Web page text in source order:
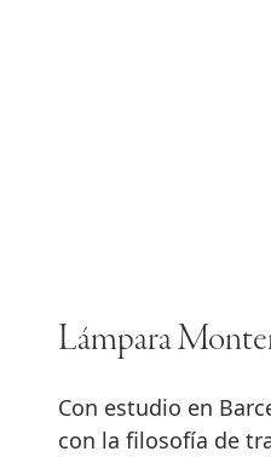
Lámpara
Con estudio en
con la filosofía de